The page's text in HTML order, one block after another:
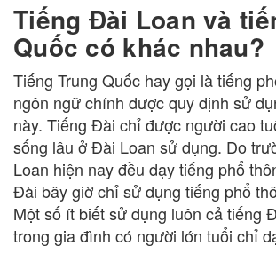
Tiếng Đài Loan và
Quốc có khác nhau?
Tiếng Trung Quốc hay gọi là tiếng
ngôn ngữ chính được quy định sử
này. Tiếng Đài chỉ được người cao
sống lâu ở Đài Loan sử dụng. Do
Loan hiện nay đều dạy tiếng phổ
Đài bây giờ chỉ sử dụng tiếng phổ
Một số ít biết sử dụng luôn cả tiếng
trong gia đình có người lớn tuổi chỉ